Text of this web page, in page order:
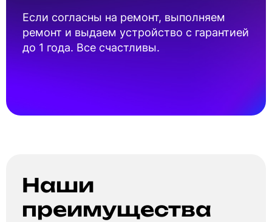
Если согласны на ремонт, выполняем
ремонт и выдаем устройство с гарантией
до 1 года. Все счастливы.
Наши
преимущества